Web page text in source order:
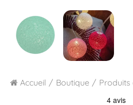
Accueil Boutique Produits